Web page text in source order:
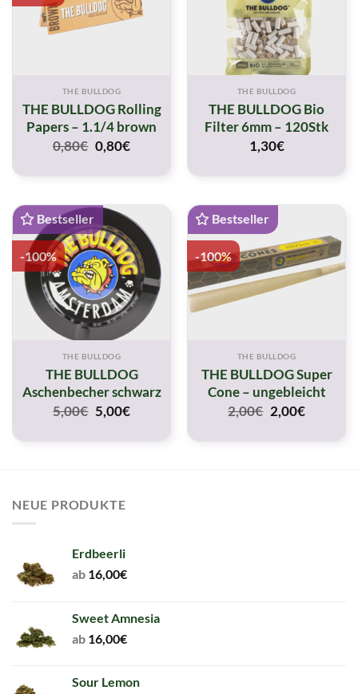
THE BULLDOG
THE BULLDOG Rolling
Papers – 1.1/4 brown
0,80€ Original
price
0,80€Current
THE BULLDOG
THE BULLDOG Bio
Filter 6mm – 120Stk
1,30€
-100%
Bestseller
THE BULLDOG
THE BULLDOG
Aschenbecher schwarz
5,00€ Original
price
5,00€Current
-100%
Bestseller
THE BULLDOG
THE BULLDOG Super
Cone – ungebleicht
2,00€ Original
price
2,00€Current
NEUE PRODUKTE
Erdbeerli
ab 16,00€
Sweet Amnesia
ab 16,00€
Sour Lemon